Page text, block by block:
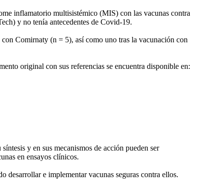
inflamatorio multisistémico (MIS) con las vacunas contra
y no tenía antecedentes de Covid-19.
Comirnaty (n = 5), así como uno tras la vacunación con
original con sus referencias se encuentra disponible en:
y en sus mecanismos de acción pueden ser
en ensayos clínicos.
desarrollar e implementar vacunas seguras contra ellos.